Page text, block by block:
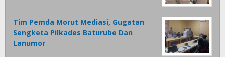
Tim Pemda Morut Mediasi, Gugatan
Sengketa Pilkades Baturube Dan
Lanumor